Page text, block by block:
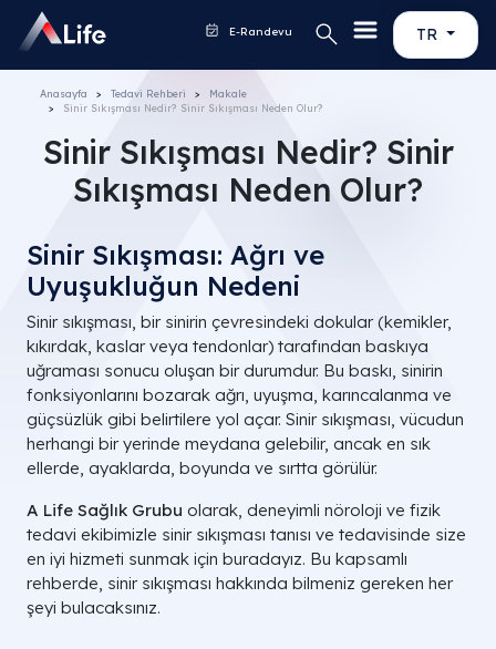
TR
E-Randevu
Anasayfa Tedavi Rehberi
Makale
Sinir Sıkışması Nedir? Sinir Sıkışması Neden Olur?
Sinir Sıkışması Nedir? Sinir
Sıkışması Neden Olur?
Sinir Sıkışması: Ağrı ve
Uyuşukluğun Nedeni
Sinir sıkışması, bir sinirin çevresindeki dokular (kemikler,
kıkırdak, kaslar veya tendonlar) tarafından baskıya
uğraması sonucu oluşan bir durumdur. Bu baskı, sinirin
fonksiyonlarını bozarak ağrı, uyuşma, karıncalanma ve
güçsüzlük gibi belirtilere yol açar. Sinir sıkışması, vücudun
herhangi bir yerinde meydana gelebilir, ancak en sık
ellerde, ayaklarda, boyunda ve sırtta görülür.
A Life Sağlık Grubu olarak, deneyimli nöroloji ve fizik
tedavi ekibimizle sinir sıkışması tanısı ve tedavisinde size
en iyi hizmeti sunmak için buradayız. Bu kapsamlı
rehberde, sinir sıkışması hakkında bilmeniz gereken her
şeyi bulacaksınız.